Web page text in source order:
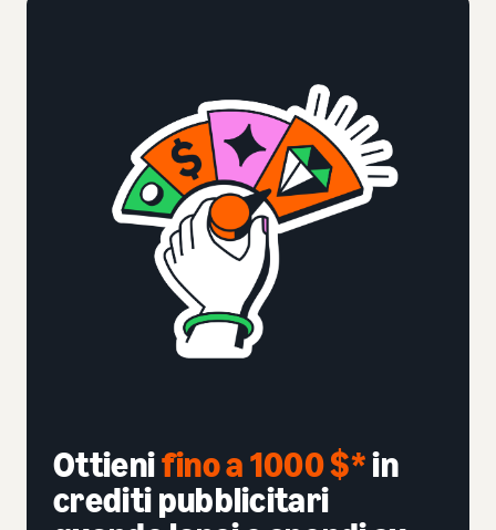
Ottienifino a 1000 $*in
crediti pubblicitari